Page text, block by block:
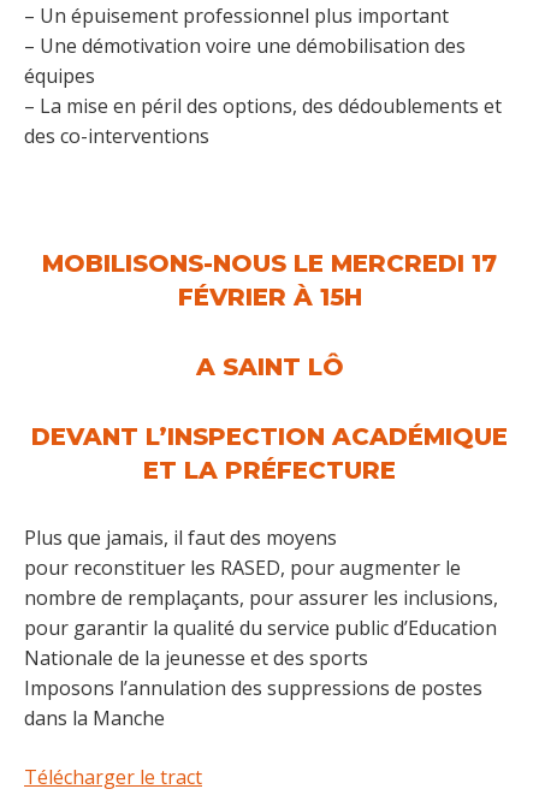
– Un épuisement professionnel plus important
– Une démotivation voire une démobilisation des
équipes
– La mise en péril des options, des dédoublements et
des co-interventions
MOBILISONS-NOUS LE MERCREDI 17
FÉVRIER À 15H
A SAINT LÔ
DEVANT L’INSPECTION ACADÉMIQUE
ET LA PRÉFECTURE
Plus que jamais, il faut des moyens
pour reconstituer les RASED, pour augmenter le
nombre de remplaçants, pour assurer les inclusions,
pour garantir la qualité du service public d’Education
Nationale de la jeunesse et des sports
Imposons l’annulation des suppressions de postes
dans la Manche
Télécharger le tract